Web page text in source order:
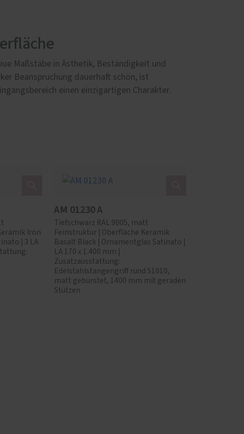
Maßstäbe in Ästhetik, Beständigkeit und
Beanspruchung dauerhaft schön, ist
einen einzigartigen Charakter.
Iron
| 3 LA
AM 01230 A
Tiefschwarz RAL 9005, matt
Feinstruktur | Oberfläche Keramik
Basalt Black | Ornamentglas Satinato |
LA 170 x 1.400 mm |
Zusatzausstattung:
Edelstahlstangengriff rund S1010,
matt gebürstet, 1400 mm mit geraden
Stützen